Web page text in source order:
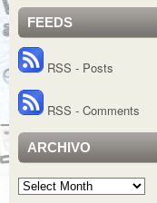
FEEDS
RSS - Posts
RSS - Comments
ARCHIVO
Archivo